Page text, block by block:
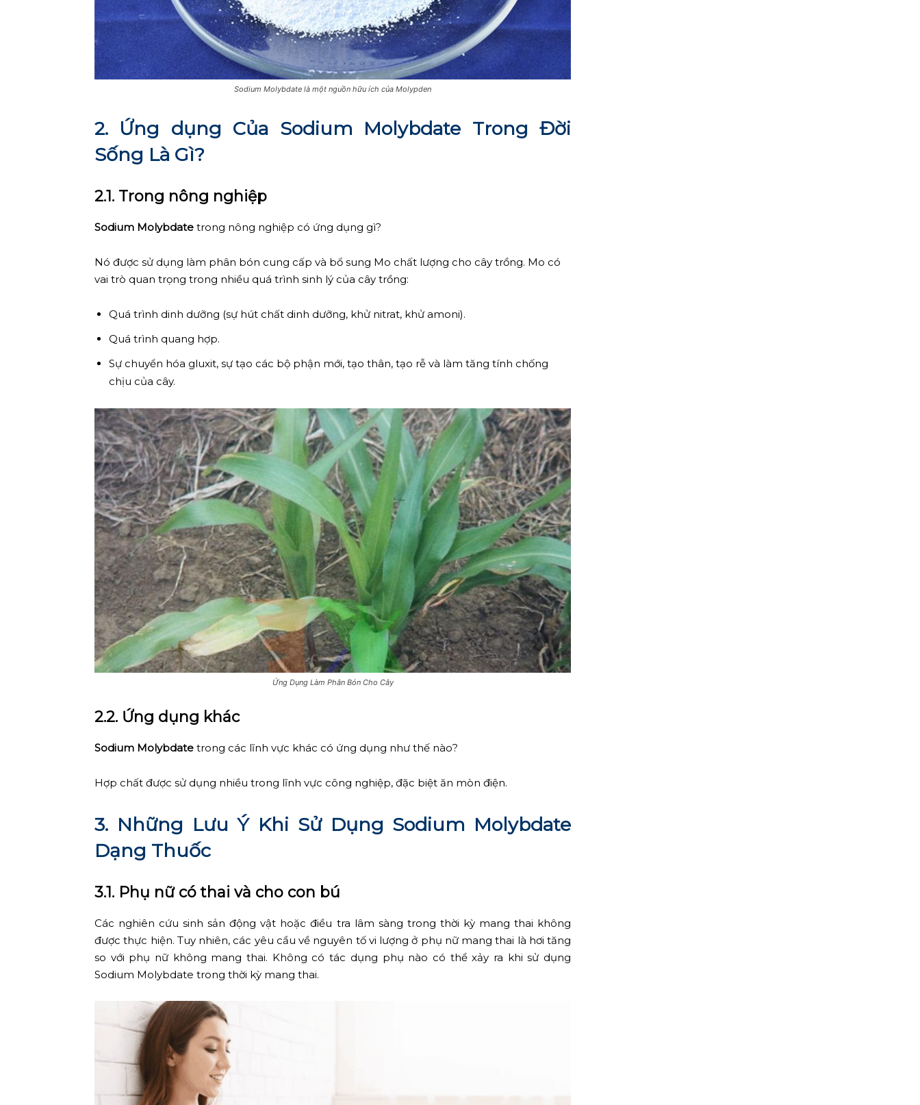
Sodium Molybdate là một nguồn hữu ích của Molypden
2. Ứng dụng Của Sodium Molybdate Trong Đời
Sống Là Gì?
2.1. Trong nông nghiệp
Sodium Molybdate trong nông nghiệp có ứng dụng gì?
Nó được sử dụng làm phân bón cung cấp và bổ sung Mo chất lượng cho cây trồng. Mo có
vai trò quan trọng trong nhiều quá trình sinh lý của cây trồng:
Quá trình dinh dưỡng (sự hút chất dinh dưỡng, khử nitrat, khử amoni).
Quá trình quang hợp.
Sự chuyển hóa gluxit, sự tạo các bộ phận mới, tạo thân, tạo rễ và làm tăng tính chống
chịu của cây.
Ứng Dụng Làm Phân Bón Cho Cây
2.2. Ứng dụng khác
Sodium Molybdate trong các lĩnh vực khác có ứng dụng như thế nào?
Hợp chất được sử dụng nhiều trong lĩnh vực công nghiệp, đặc biệt ăn mòn điện.
3. Những Lưu Ý Khi Sử Dụng Sodium Molybdate
Dạng Thuốc
3.1. Phụ nữ có thai và cho con bú
Các nghiên cứu sinh sản động vật hoặc điều tra lâm sàng trong thời kỳ mang thai không
được thực hiện. Tuy nhiên, các yêu cầu về nguyên tố vi lượng ở phụ nữ mang thai là hơi tăng
so với phụ nữ không mang thai. Không có tác dụng phụ nào có thể xảy ra khi sử dụng
Sodium Molybdate trong thời kỳ mang thai.